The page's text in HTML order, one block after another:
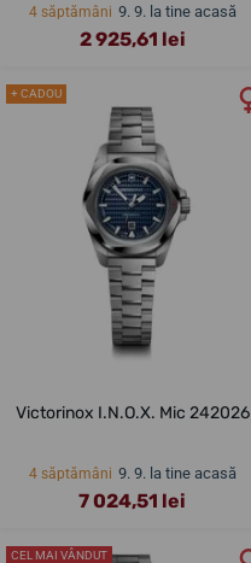
4 săptămâni 9. 9. la tine acasă
2 925,61 lei
+ CADOU
Victorinox I.N.O.X. Mic 242026
4 săptămâni 9. 9. la tine acasă
7 024,51 lei
CEL MAI VÂNDUT